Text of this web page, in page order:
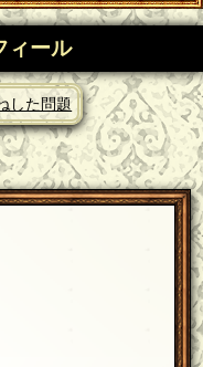
ィール
した問題